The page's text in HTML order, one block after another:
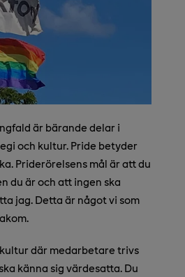
är bärande delar i
och kultur. Pride betyder
Priderörelsens mål är att du
du är och att ingen ska
jag. Detta är något vi som
där medarbetare trivs
känna sig värdesatta. Du